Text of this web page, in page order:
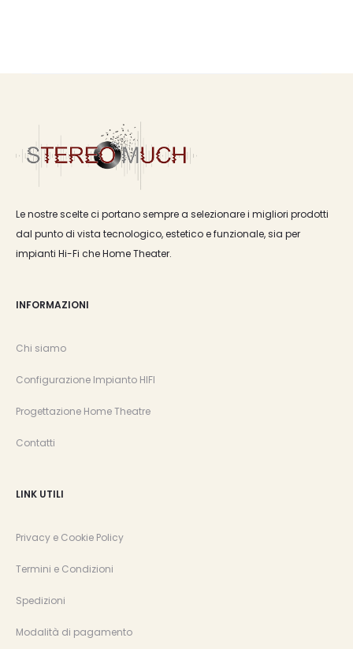
Le nostre scelte ci portano sempre a selezionare i migliori prodotti
dal punto di vista tecnologico, estetico e funzionale, sia per
impianti Hi-Fi che Home Theater.
INFORMAZIONI
Chi siamo
Configurazione Impianto HIFI
Progettazione Home Theatre
Contatti
LINK UTILI
Privacy e Cookie Policy
Termini e Condizioni
Spedizioni
Modalità di pagamento